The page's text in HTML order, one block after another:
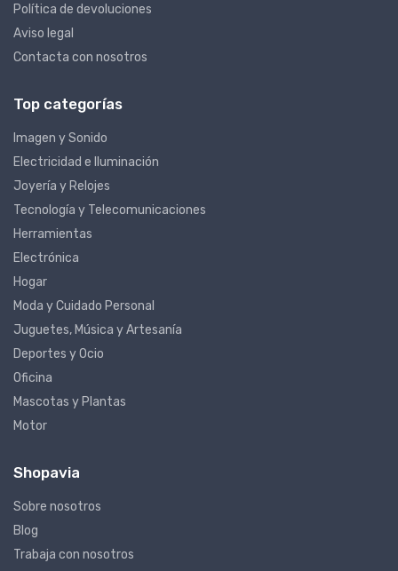
Política de devoluciones
Aviso legal
Contacta con nosotros
Top categorías
Imagen y Sonido
Electricidad e Iluminación
Joyería y Relojes
Tecnología y Telecomunicaciones
Herramientas
Electrónica
Hogar
Moda y Cuidado Personal
Juguetes, Música y Artesanía
Deportes y Ocio
Oficina
Mascotas y Plantas
Motor
Shopavia
Sobre nosotros
Blog
Trabaja con nosotros